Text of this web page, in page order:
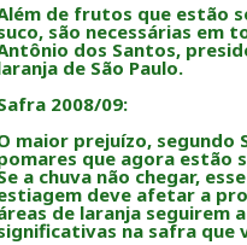
de frutos que estão
são necessárias em
dos Santos,
de São Paulo.
2008/09:
maior prejuízo, segundo
que agora estão
a chuva não chegar,
deve afetar a
de laranja seguirem
na safra que